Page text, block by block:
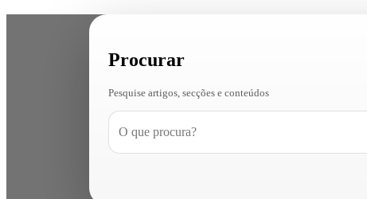
Procurar
Pesquise artigos, secções e conteúdos